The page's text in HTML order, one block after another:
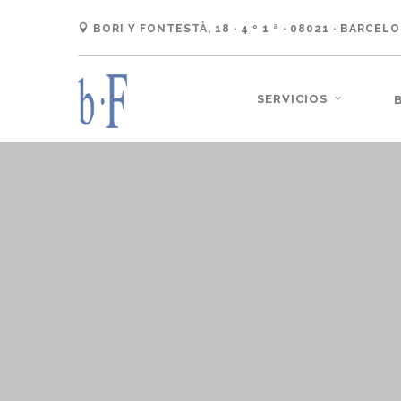
BORI Y FONTESTÀ, 18 · 4 º 1 ª · 08021 ·
SERVICIOS